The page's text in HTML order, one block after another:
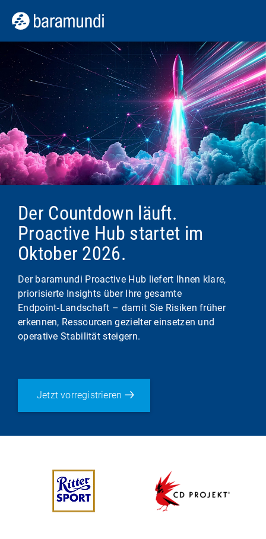
Der Countdown läuft.
Proactive Hub startet im
Oktober 2026.
Der baramundi Proactive Hub liefert Ihnen klare,
priorisierte Insights über Ihre gesamte
Endpoint‑Landschaft – damit Sie Risiken früher
erkennen, Ressourcen gezielter einsetzen und
operative Stabilität steigern.
Jetzt vorregistrieren